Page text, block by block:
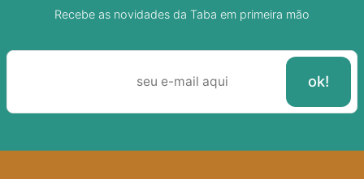
Recebe as novidades da Taba em primeira mão